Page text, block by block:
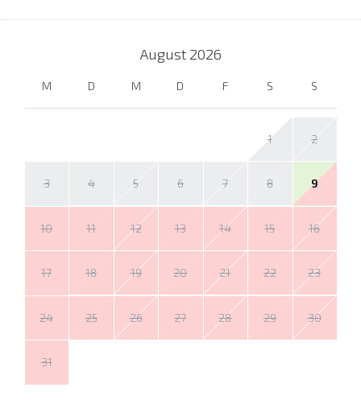
August 2026
M D M D F S S
1 2
3 4 5 6 7 8 9
10 11 12 13 14 15 16
17 18 19 20 21 22 23
24 25 26 27 28 29 30
31